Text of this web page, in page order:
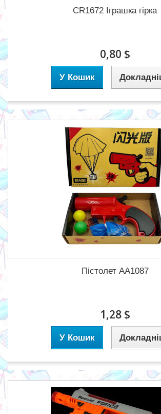
CR1672 Іграшка гірка
0,80 $
У Кошик
Пістолет АА1087
1,28 $
У Кошик